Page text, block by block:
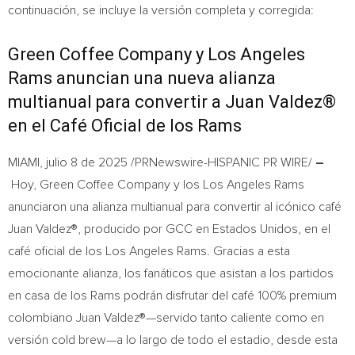
continuación, se incluye la versión completa y corregida:
Green Coffee Company y Los Angeles
Rams anuncian una nueva alianza
multianual para convertir a Juan Valdez®
en el Café Oficial de los Rams
MIAMI julio 8 de 2025 /PRNewswire-HISPANIC PR WIRE/ –
Hoy, Green Coffee Company y los Los Angeles Rams
anunciaron una alianza multianual para convertir al icónico café
Juan Valdez®, producido por GCC en Estados Unidos, en el
café oficial de los Los Angeles Rams. Gracias a esta
emocionante alianza, los fanáticos que asistan a los partidos
en casa de los Rams podrán disfrutar del café 100% premium
colombiano Juan Valdez®—servido tanto caliente como en
versión cold brew—a lo largo de todo el estadio, desde esta